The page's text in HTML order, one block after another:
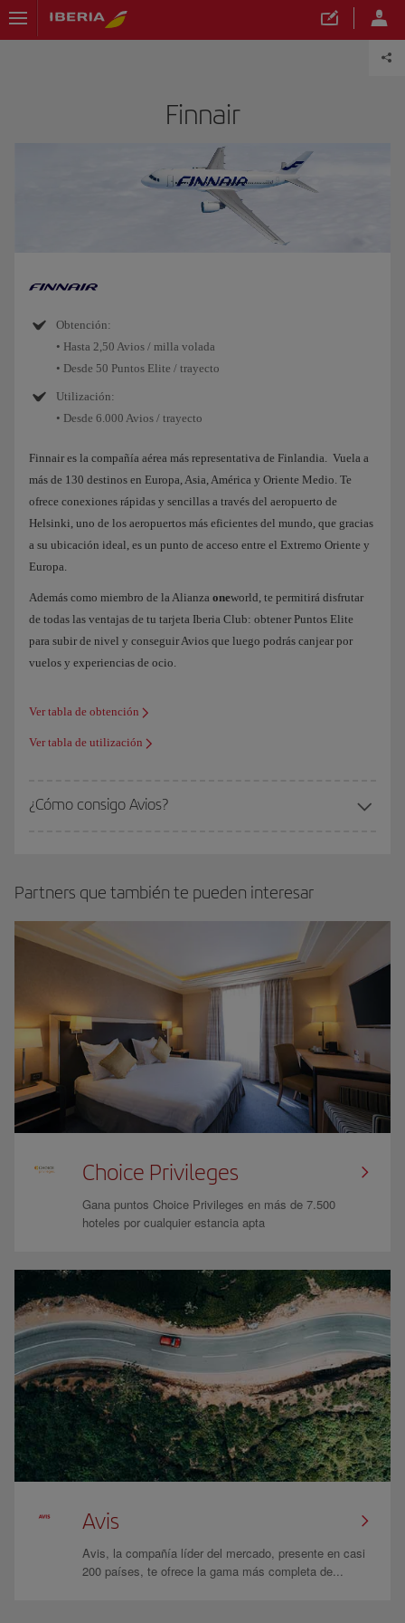
Finnair
Obtención:
• Hasta 2,50 Avios / milla volada
• Desde 50 Puntos Elite / trayecto
Utilización:
• Desde 6.000 Avios / trayecto
Finnair es la compañía aérea más representativa de Finlandia. Vuela a
más de 130 destinos en Europa, Asia, América y Oriente Medio. Te
ofrece conexiones rápidas y sencillas a través del aeropuerto de
Helsinki, uno de los aeropuertos más eficientes del mundo, que gracias
a su ubicación ideal, es un punto de acceso entre el Extremo Oriente y
Europa.
Además como miembro de la Alianza oneworld, te permitirá disfrutar
de todas las ventajas de tu tarjeta Iberia Club: obtener Puntos Elite
para subir de nivel y conseguir Avios que luego podrás canjear por
vuelos y experiencias de ocio.
Ver tabla de obtención
Ver tabla de utilización
¿Cómo consigo Avios?
Partners que también te pueden interesar
Choice Privileges
Gana puntos Choice Privileges en más de 7.500
hoteles por cualquier estancia apta
Avis
Avis, la compañía líder del mercado, presente en casi
200 países, te ofrece la gama más completa de...